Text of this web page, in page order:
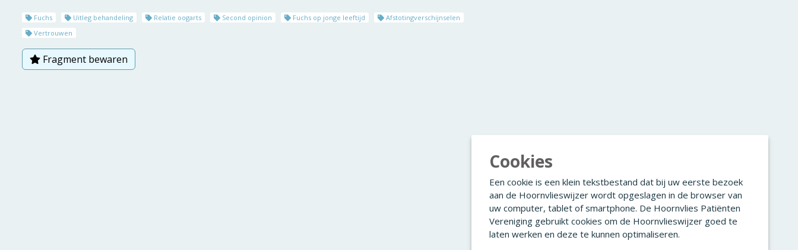
Fuchs Uitleg behandeling Relatie oogarts Second opinion Fuchs op jonge leeftijd
Afstotingverschijnselen
Vertrouwen
Fragment bewaren
Cookies
Een cookie is een klein tekstbestand dat bij uw eerste bezoek
aan de Hoornvlieswijzer wordt opgeslagen in de browser van
uw computer, tablet of smartphone. De Hoornvlies Patiënten
Vereniging gebruikt cookies om de Hoornvlieswijzer goed te
laten werken en deze te kunnen optimaliseren.